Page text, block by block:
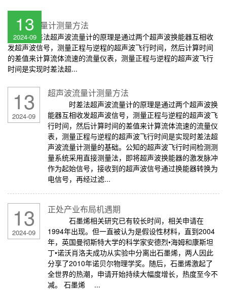
13
2024-09
超声波流量计测量方法
时差法超声波流量计的原理是通过两个超声波换能器互相收
发超声波信号，测量正程与逆程的超声波飞行时间，然后计算时间
的差值来计算流体流速的流量仪表，测量正程与逆程的超声波飞行
时间是实现时差法超...
13
2024-09
超声波流量计测量方法
时差法超声波流量计的原理是通过两个超声波换
能器互相收发超声波信号，测量正程与逆程的超声波飞
行时间，然后计算时间的差值来计算流体流速的流量仪
表，测量正程与逆程的超声波飞行时间是实现时差法超
声波流量计测量的基础。公知的超声波飞行时间检测测
量系统采用直接测量法，即将超声波换能器的激发脉冲
作为起始信号，接收到的超声波信号通过换能器转换为
电信号，再经过滤...
13
2024-09
正处产业布局机遇期
石墨烯相关研究已有较长时间，相关申请在
1994年出现。但一直被认为是假设性材料，直到2004
年，英国曼彻斯特大学的科学家安德烈•海姆和康斯坦
丁•诺沃肖洛夫成功从实验中分离出石墨烯，两人因此
分享了2010年诺贝尔物理学奖。随后，石墨烯激起了
全世界的热潮，申请开始持续大幅度增长，热度至今不
减。 石墨烯 ...